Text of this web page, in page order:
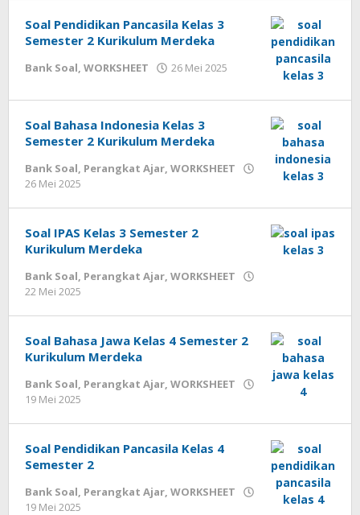
Soal Pendidikan Pancasila Kelas 3
Semester 2 Kurikulum Merdeka
Bank Soal, WORKSHEET 26 Mei 2025
cermatpedia
Soal Bahasa Indonesia Kelas 3
Semester 2 Kurikulum Merdeka
Bank Soal, Perangkat Ajar, WORKSHEET
26 Mei 2025
Soal IPAS Kelas 3 Semester 2
Kurikulum Merdeka
Bank Soal, Perangkat Ajar, WORKSHEET
22 Mei 2025
Soal Bahasa Jawa Kelas 4 Semester 2
Kurikulum Merdeka
Bank Soal, Perangkat Ajar, WORKSHEET
19 Mei 2025
Soal Pendidikan Pancasila Kelas 4
Semester 2
Bank Soal, Perangkat Ajar, WORKSHEET
19 Mei 2025